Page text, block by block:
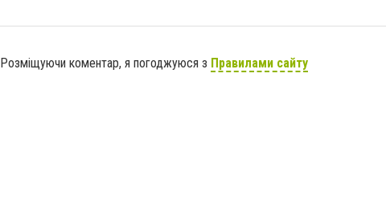
Розміщуючи коментар, я погоджуюся з Правилами сайту